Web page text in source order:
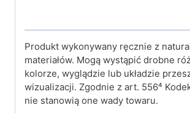
Produkt wykonywany ręcznie z
materiałów. Mogą wystąpić drobne
kolorze, wyglądzie lub układzie
wizualizacji. Zgodnie z art. 556⁴
nie stanowią one wady towaru.